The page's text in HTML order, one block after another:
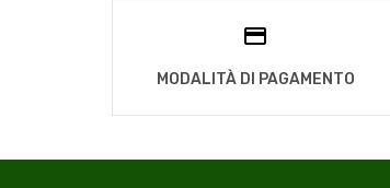
MODALITÀ DI PAGAMENTO